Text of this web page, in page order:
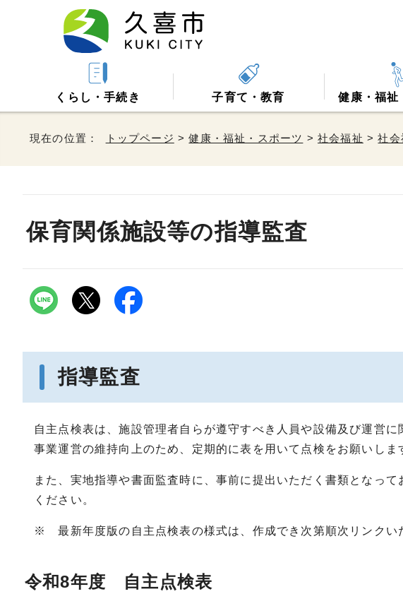
くらし・手続き 子育て・教育 健康・福祉
現在の位置： トップページ >健康・福祉・スポーツ >社会福祉 >社会
保育関係施設等の指導監査
指導監査
自主点検表は、施設管理者自らが遵守すべき人員や設備及び運営に
事業運営の維持向上のため、定期的に表を用いて点検をお願いしま
また、実地指導や書面監査時に、事前に提出いただく書類となっ
ください。
※ 最新年度版の自主点検表の様式は、作成でき次第順次リンクい
令和8年度 自主点検表